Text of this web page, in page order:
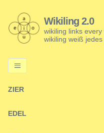
Wikiling 2.0
wikiling links every
wikiling weiß jedes
ZIER
EDEL